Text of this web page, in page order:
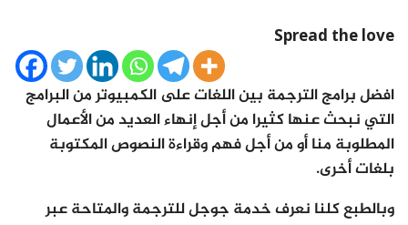
Spread the love
افضل برامج الترجمة بين اللغات على الكمبيوتر من البرامج
التي نبحث عنها كثيرا من أجل إنهاء العديد من الأعمال
المطلوبة منا أو من أجل فهم وقراءة النصوص المكتوبة
بلغات أخرى.
وبالطبع كلنا نعرف خدمة جوجل للترجمة والمتاحة عبر